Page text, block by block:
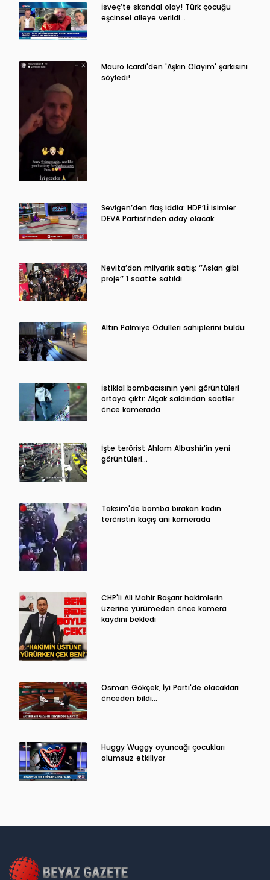
İsveç’te skandal olay! Türk çocuğu
eşcinsel aileye verildi…
Mauro Icardi'den 'Aşkın Olayım' şarkısını
söyledi!
Sevigen’den flaş iddia: HDP’Lİ isimler
DEVA Partisi’nden aday olacak
Nevita’dan milyarlık satış: ‘’Aslan gibi
proje’’ 1 saatte satıldı
Altın Palmiye Ödülleri sahiplerini buldu
İstiklal bombacısının yeni görüntüleri
ortaya çıktı: Alçak saldırıdan saatler
önce kamerada
İşte terörist Ahlam Albashir'in yeni
görüntüleri…
Taksim'de bomba bırakan kadın
teröristin kaçış anı kamerada
CHP'li Ali Mahir Başarır hakimlerin
üzerine yürümeden önce kamera
kaydını bekledi
Osman Gökçek, İyi Parti'de olacakları
önceden bildi...
Huggy Wuggy oyuncağı çocukları
olumsuz etkiliyor